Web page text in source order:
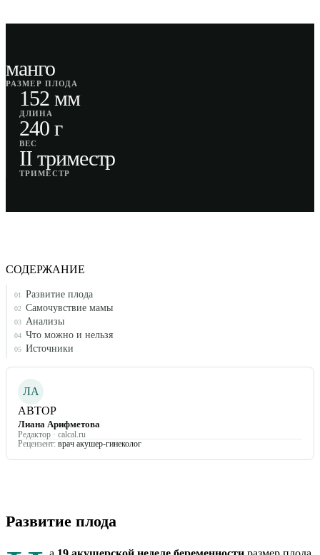
манго
РАЗМЕР ПЛОДА
152 мм
ДЛИНА
240 г
ВЕС
II триместр
ТРИМЕСТР
СОДЕРЖАНИЕ
01 Развитие плода
02 Самочувствие мамы
03 Анализы
04 Что можно и нельзя
05 Источники
ЛА
АВТОР
Лиана Арифметова
Редактор · calcal.ru
Рецензент: врач акушер-гинеколог
Развитие плода